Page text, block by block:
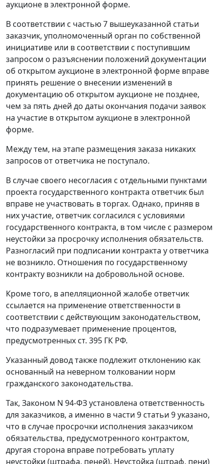
аукционе в электронной форме.
В соответствии с частью 7 вышеуказанной статьи
заказчик, уполномоченный орган по собственной
инициативе или в соответствии с поступившим
запросом о разъяснении положений документации
об открытом аукционе в электронной форме вправе
принять решение о внесении изменений в
документацию об открытом аукционе не позднее,
чем за пять дней до даты окончания подачи заявок
на участие в открытом аукционе в электронной
форме.
Между тем, на этапе размещения заказа никаких
запросов от ответчика не поступало.
В случае своего несогласия с отдельными пунктами
проекта государственного контракта ответчик был
вправе не участвовать в торгах. Однако, приняв в
них участие, ответчик согласился с условиями
государственного контракта, в том числе с размером
неустойки за просрочку исполнения обязательств.
Разногласий при подписании контракта у ответчика
не возникло. Отношения по государственному
контракту возникли на добровольной основе.
Кроме того, в апелляционной жалобе ответчик
ссылается на применение ответственности в
соответствии с действующим законодательством,
что подразумевает применение процентов,
предусмотренных ст. 395 ГК РФ.
Указанный довод также подлежит отклонению как
основанный на неверном толковании норм
гражданского законодательства.
Так, Законом N 94-ФЗ установлена ответственность
для заказчиков, а именно в части 9 статьи 9 указано,
что в случае просрочки исполнения заказчиком
обязательства, предусмотренного контрактом,
другая сторона вправе потребовать уплату
неустойки (штрафа, пеней). Неустойка (штраф, пени)